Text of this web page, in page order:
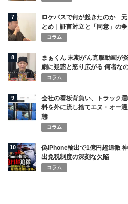
7
ロケバスで何が起きたのか
とめ｜証言対立と「同意」の
コラム
8
まぁくん 末期がん克服動画が
劇に疑惑と怒り広がる 何者な
コラム
9
会社の看板背負い、トラック
料を外に流し捨てエヌ・オー
態
コラム
10
偽iPhone輸出で1億円超追徴
出免税制度の深刻な欠陥
コラム